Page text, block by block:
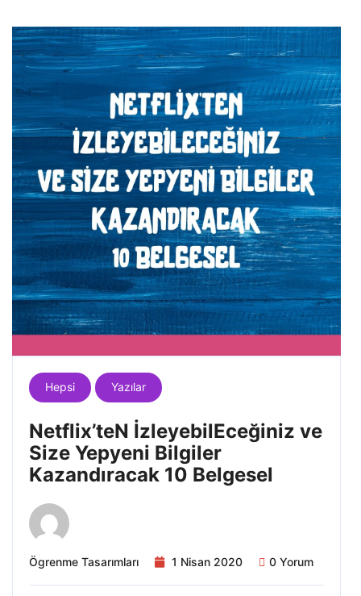
Hepsi Yazılar
Netflix’teN İzleyebilEceğiniz ve
Size Yepyeni Bilgiler
Kazandıracak 10 Belgesel
Ögrenme Tasarımları 1 Nisan 2020 0 Yorum